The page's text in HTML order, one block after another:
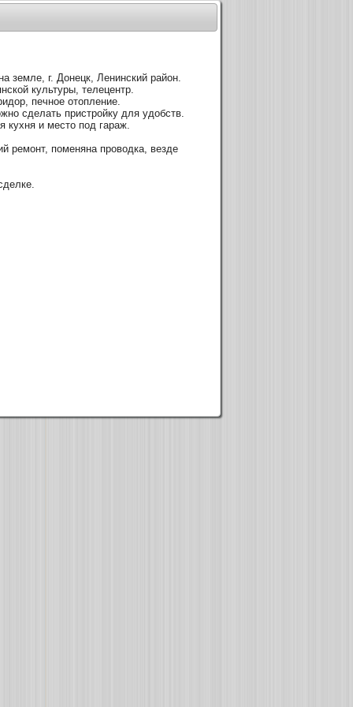
земле, г. Донецк, Ленинский район.
культуры, телецентр.
печное отопление.
сделать пристройку для удобств.
кухня и место под гараж.
ремонт, поменяна проводка, везде